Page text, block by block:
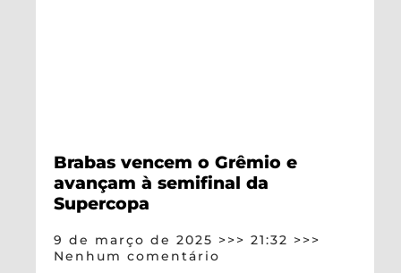
Brabas vencem o Grêmio e
avançam à semifinal da
Supercopa
9 de março de 2025
21:32
Nenhum comentário